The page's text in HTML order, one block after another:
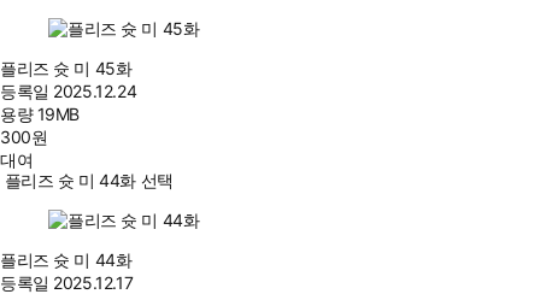
플리즈 슛 미 45화
등록일 2025.12.24
용량19MB
300원
대여
플리즈 슛 미 44화 선택
플리즈 슛 미 44화
등록일 2025.12.17